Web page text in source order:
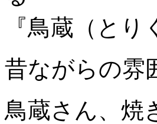
『鳥蔵（と
昔ながらの雰
鳥蔵さん、焼